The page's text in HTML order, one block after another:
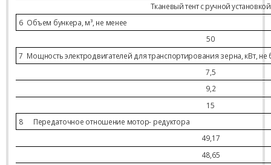
Тканевый тент с ручной установкой
6 Объем бункера, м³, не менее
50
7 Мощность электродвигателей для транспортирования зерна, кВт, не
7,5
9,2
15
8
Передаточное отношение мотор- редуктора
49,17
48,65